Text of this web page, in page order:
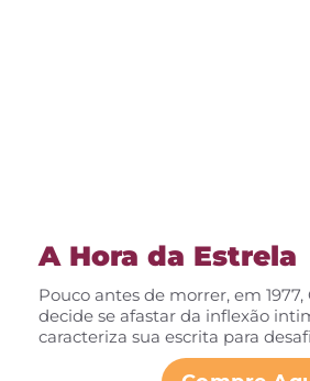
A Hora da Estrela
Pouco antes de morrer, em
decide se afastar da inflexão
caracteriza sua escrita para